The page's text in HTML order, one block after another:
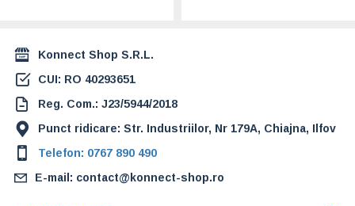
Konnect Shop S.R.L.
CUI: RO 40293651
Reg. Com.: J23/5944/2018
Punct ridicare: Str. Industriilor, Nr 179A, Chiajna, Ilfov
Telefon: 0767 890 490
E-mail: contact@konnect-shop.ro